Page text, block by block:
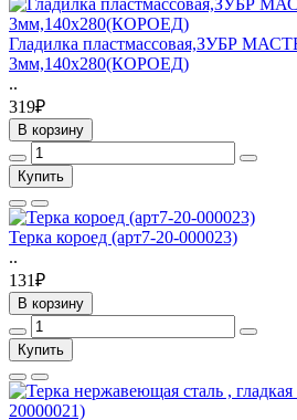
Гладилка пластмассовая,ЗУБР
3мм,140х280(КОРОЕД)
..
319₽
В корзину
Купить
Терка короед (арт7-20-000023)
..
131₽
В корзину
Купить